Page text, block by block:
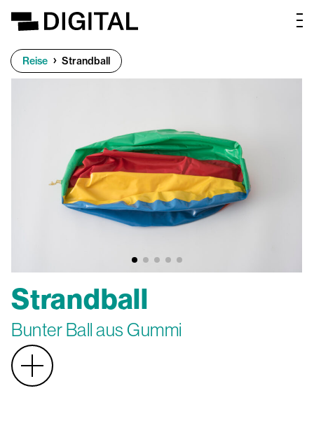
Reise Strandball
Strandball
Bunter Ball aus Gummi